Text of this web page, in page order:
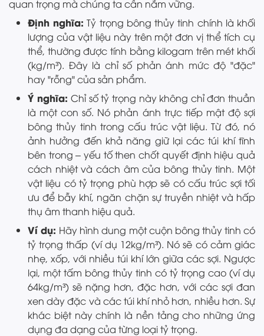
quan trọng mà chúng ta cần nắm vững.
Định nghĩa: Tỷ trọng bông thủy tinh chính là khối
lượng của vật liệu này trên một đơn vị thể tích cụ
thể, thường được tính bằng kilogam trên mét khối
(kg/m³). Đây là chỉ số phản ánh mức độ "đặc"
hay "rỗng" của sản phẩm.
Ý nghĩa:Chỉ số tỷ trọng này không chỉ đơn thuần
là một con số. Nó phản ánh trực tiếp mật độ sợi
bông thủy tinh trong cấu trúc vật liệu. Từ đó, nó
ảnh hưởng đến khả năng giữ lại các túi khí tĩnh
bên trong – yếu tố then chốt quyết định hiệu quả
cách nhiệt và cách âm của bông thủy tinh. Một
vật liệu có tỷ trọng phù hợp sẽ có cấu trúc sợi tối
ưu để bẫy khí, ngăn chặn sự truyền nhiệt và hấp
thụ âm thanh hiệu quả.
Ví dụ: Hãy hình dung một cuộn bông thủy tinh có
tỷ trọng thấp (ví dụ 12kg/m³). Nó sẽ có cảm giác
nhẹ, xốp, với nhiều túi khí lớn giữa các sợi. Ngược
lại, một tấm bông thủy tinh có tỷ trọng cao (ví dụ
64kg/m³) sẽ nặng hơn, đặc hơn, với các sợi đan
xen dày đặc và các túi khí nhỏ hơn, nhiều hơn. Sự
khác biệt này chính là nền tảng cho những ứng
dụng đa dạng của từng loại tỷ trọng.